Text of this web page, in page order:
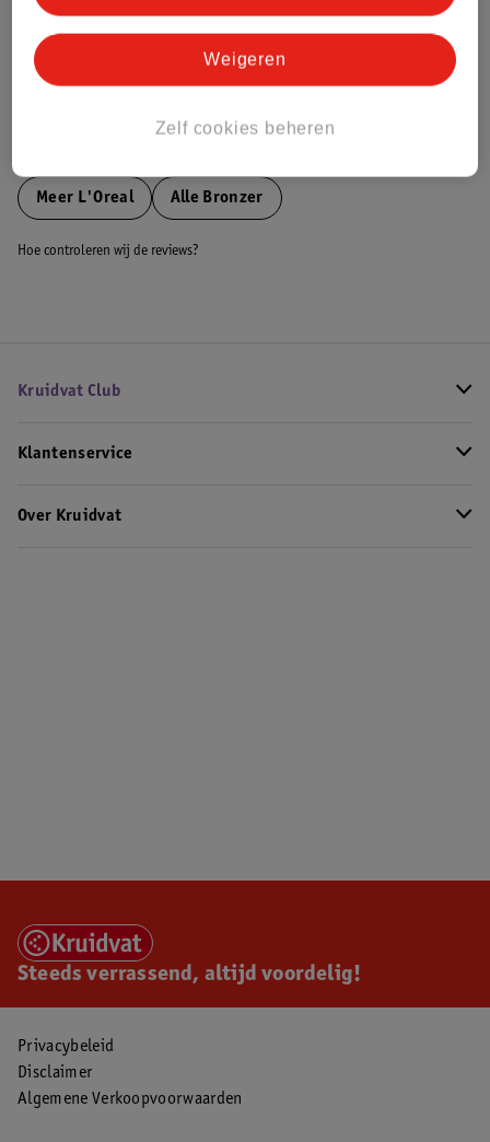
Bestel & Bezorginformatie
Meer L'Oreal Alle Bronzer
Hoe controleren wij de reviews?
Kruidvat Club
Klantenservice
Over Kruidvat
Steeds verrassend, altijd voordelig!
Privacybeleid
Disclaimer
Algemene Verkoopvoorwaarden
Zelf cookies beheren
Weigeren